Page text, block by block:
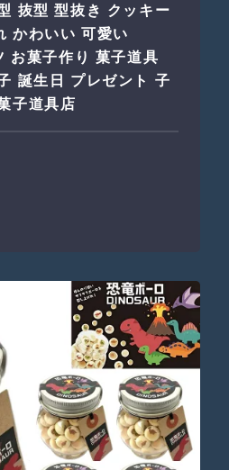
抜型 型抜き クッキー
かわいい 可愛い
お菓子作り 菓子道具
誕生日 プレゼント 子
子道具店